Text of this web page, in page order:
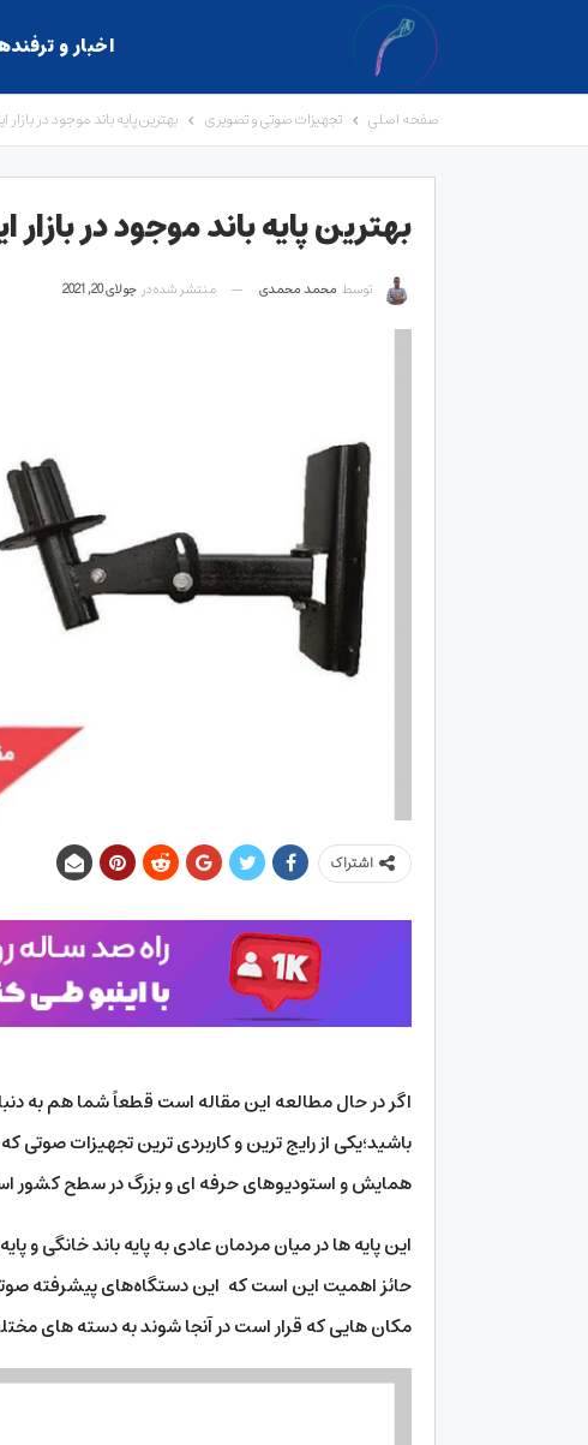
اخبار و
صفحه اصلی تجهیزات صوتی و تصویری بهترین پایه باند موجود در
بهترین پایه باند موجود در
توسط محمد محمدی منتشر شده در جولای 20, 2021
اشتراک
اگر در حال مطالعه این مقاله است قطعاً شما هم به
باشید؛یکی از رایج ترین و کاربردی ترین تجهیزات صوتی
همایش و استودیوهای حرفه ای و بزرگ در سطح کشور
این پایه ها در میان مردمان عادی به پایه باند خانگی و
حائز اهمیت این است که این دستگاه‌های پیشرفته
مکان هایی که قرار است در آنجا شوند به دسته های